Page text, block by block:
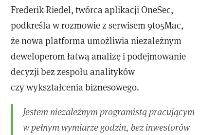
Frederik Riedel, twórca aplikacji OneSec,
podkreśla w rozmowie z serwisem 9to5Mac,
że nowa platforma umożliwia niezależnym
deweloperom łatwą analizę i podejmowanie
decyzji bez zespołu analityków
czy wykształcenia biznesowego.
Jestem niezależnym programistą pracującym
w pełnym wymiarze godzin, bez inwestorów